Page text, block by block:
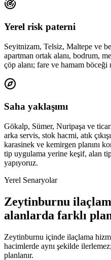
Yerel risk paterni
Seyitnizam, Telsiz, Maltepe ve
apartman ortak alanı, bodrum,
çöp alanı; fare ve hamam
Saha yaklaşımı
Gökalp, Sümer, Nuripaşa ve
arka servis, stok hacmi, atık
karasinek ve kemirgen planını
tip uygulama yerine keşif, alan
yapıyoruz.
Yerel Senaryolar
Zeytinburnu
alanlarda farklı
Zeytinburnu içinde ilaçlama
hacimlerde aynı şekilde
planlanır.